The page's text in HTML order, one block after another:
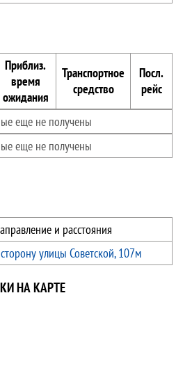
Приблиз.
время
ожидания
Транспортное
средство
Посл.
рейс
еще не получены
еще не получены
и расстояния
улицы Советской, 107м
НА КАРТЕ